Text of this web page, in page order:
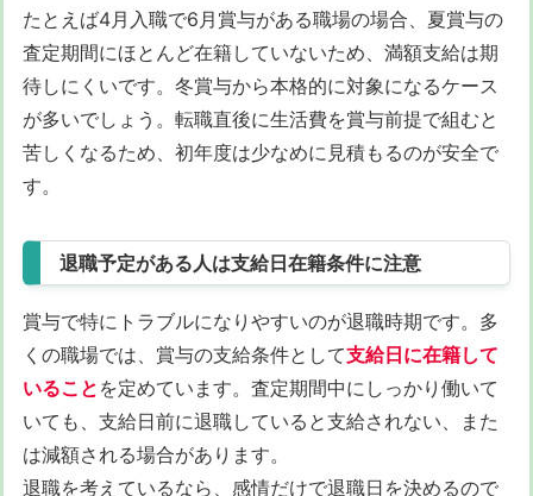
たとえば4月入職で6月賞与がある職場の場合、夏賞与の
査定期間にほとんど在籍していないため、満額支給は期
待しにくいです。冬賞与から本格的に対象になるケース
が多いでしょう。転職直後に生活費を賞与前提で組むと
苦しくなるため、初年度は少なめに見積もるのが安全で
す。
退職予定がある人は支給日在籍条件に注意
賞与で特にトラブルになりやすいのが退職時期です。多
くの職場では、賞与の支給条件として支給日に在籍して
いること を定めています。査定期間中にしっかり働いて
いても、支給日前に退職していると支給されない、また
は減額される場合があります。
退職を考えているなら、感情だけで退職日を決めるので